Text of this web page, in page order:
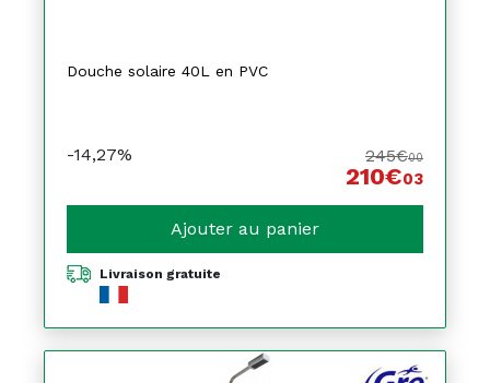
Douche solaire 40L en PVC
-14,27% 245€00
210€03
Ajouter au panier
Livraison gratuite